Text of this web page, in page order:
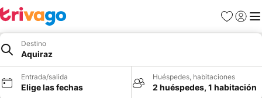
Favoritos
Iniciar
Destino
Aquiraz
Entrada/salida
Elige las fechas
Huéspedes, habitaciones
2 huéspedes, 1 habitación